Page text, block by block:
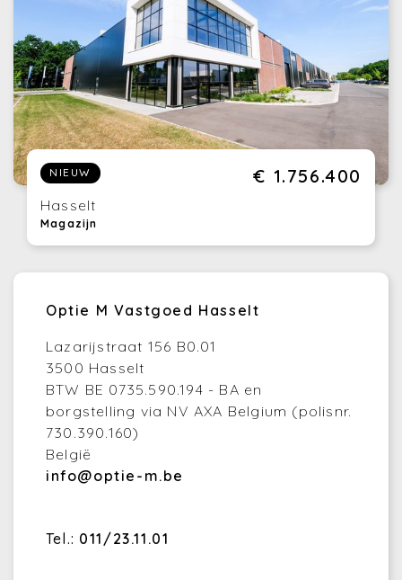
NIEUW € 1.756.400
Hasselt
Magazijn
Optie M Vastgoed Hasselt
Lazarijstraat 156 B0.01
3500 Hasselt
BTW BE 0735.590.194 - BA en
borgstelling via NV AXA Belgium (polisnr.
730.390.160)
België
info@optie-m.be
Tel.: 011/23.11.01